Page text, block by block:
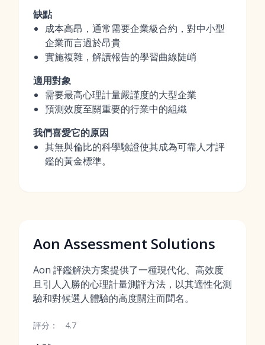
缺點
成本高昂，通常需要企業級合約，對中小型
企業而言過於昂貴
實施複雜，解讀報告的學習曲線陡峭
適用對象
需要最高心理計量嚴謹度的大型企業
預測效度至關重要的行業中的組織
我們喜愛它的原因
其無與倫比的科學驗證使其成為可靠人才評
鑑的黃金標準。
Aon Assessment Solutions
Aon 評鑑解決方案提供了一種現代化、高效度
且引人入勝的心理計量測評方法，以其適性化測
驗和對候選人體驗的高度關注而聞名。
評分： 4.7